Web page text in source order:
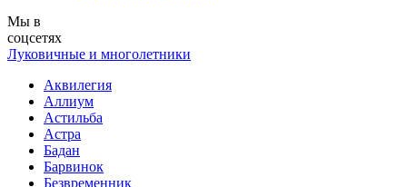
Мы в
соцсетях
Луковичные и многолетники
Аквилегия
Аллиум
Астильба
Астра
Бадан
Барвинок
Безвременник